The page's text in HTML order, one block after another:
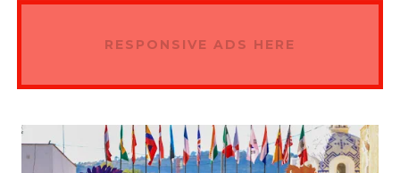
RESPONSIVE ADS HERE